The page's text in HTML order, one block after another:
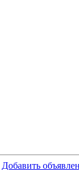
Добавить